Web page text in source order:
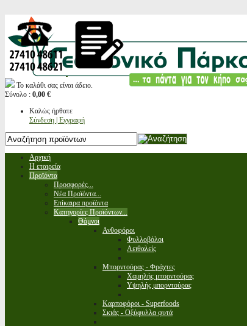
Το καλάθι σας είναι άδειο.
Σύνολο : 0,00 €
Καλώς ήρθατε
Σύνδεση | Εγγραφή
Αρχική
Η εταιρεία
Προϊόντα
Προσφορές...
Νέα Προϊόντα...
Επίκαιρα προϊόντα
Κατηγορίες Προϊόντων...
Θάμνοι
Ανθοφόροι
Φυλλοβόλοι
Αειθαλείς
Μπορντούρας - Φράχτες
Χαμηλής μπορντούρας
Υψηλής μπορντούρας
Καρποφόροι - Superfoods
Σκιάς - Οξύφυλλα φυτά